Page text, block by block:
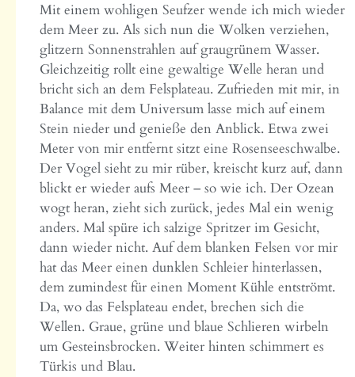
Mit einem wohligen Seufzer wende ich mich wieder
dem Meer zu. Als sich nun die Wolken verziehen,
glitzern Sonnenstrahlen auf graugrünem Wasser.
Gleichzeitig rollt eine gewaltige Welle heran und
bricht sich an dem Felsplateau. Zufrieden mit mir, in
Balance mit dem Universum lasse mich auf einem
Stein nieder und genieße den Anblick. Etwa zwei
Meter von mir entfernt sitzt eine Rosenseeschwalbe.
Der Vogel sieht zu mir rüber, kreischt kurz auf, dann
blickt er wieder aufs Meer – so wie ich. Der Ozean
wogt heran, zieht sich zurück, jedes Mal ein wenig
anders. Mal spüre ich salzige Spritzer im Gesicht,
dann wieder nicht. Auf dem blanken Felsen vor mir
hat das Meer einen dunklen Schleier hinterlassen,
dem zumindest für einen Moment Kühle entströmt.
Da, wo das Felsplateau endet, brechen sich die
Wellen. Graue, grüne und blaue Schlieren wirbeln
um Gesteinsbrocken. Weiter hinten schimmert es
Türkis und Blau.